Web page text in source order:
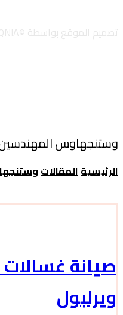
وستنجهاوس
الرئيسيةالمقالات
صيانة
ويرلبول